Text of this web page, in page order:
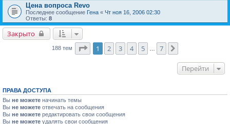
Цена вопроса Revo
Последнее сообщение Гена « Чт ноя 16, 2006 02:30
Ответы: 8
Закрыто
188 тем Страница1 из
1 2 3 4 5 7
Перейти
ПРАВА ДОСТУПА
Вы не можете начинать темы
Вы не можете отвечать на сообщения
Вы не можете редактировать свои сообщения
Вы не можете удалять свои сообщения